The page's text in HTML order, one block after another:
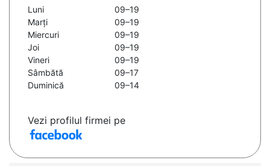
Luni
09–19
Marți
09–19
Miercuri
09–19
Joi
09–19
Vineri
09–19
Sâmbătă
09–17
Duminică
09–14
Vezi profilul firmei pe